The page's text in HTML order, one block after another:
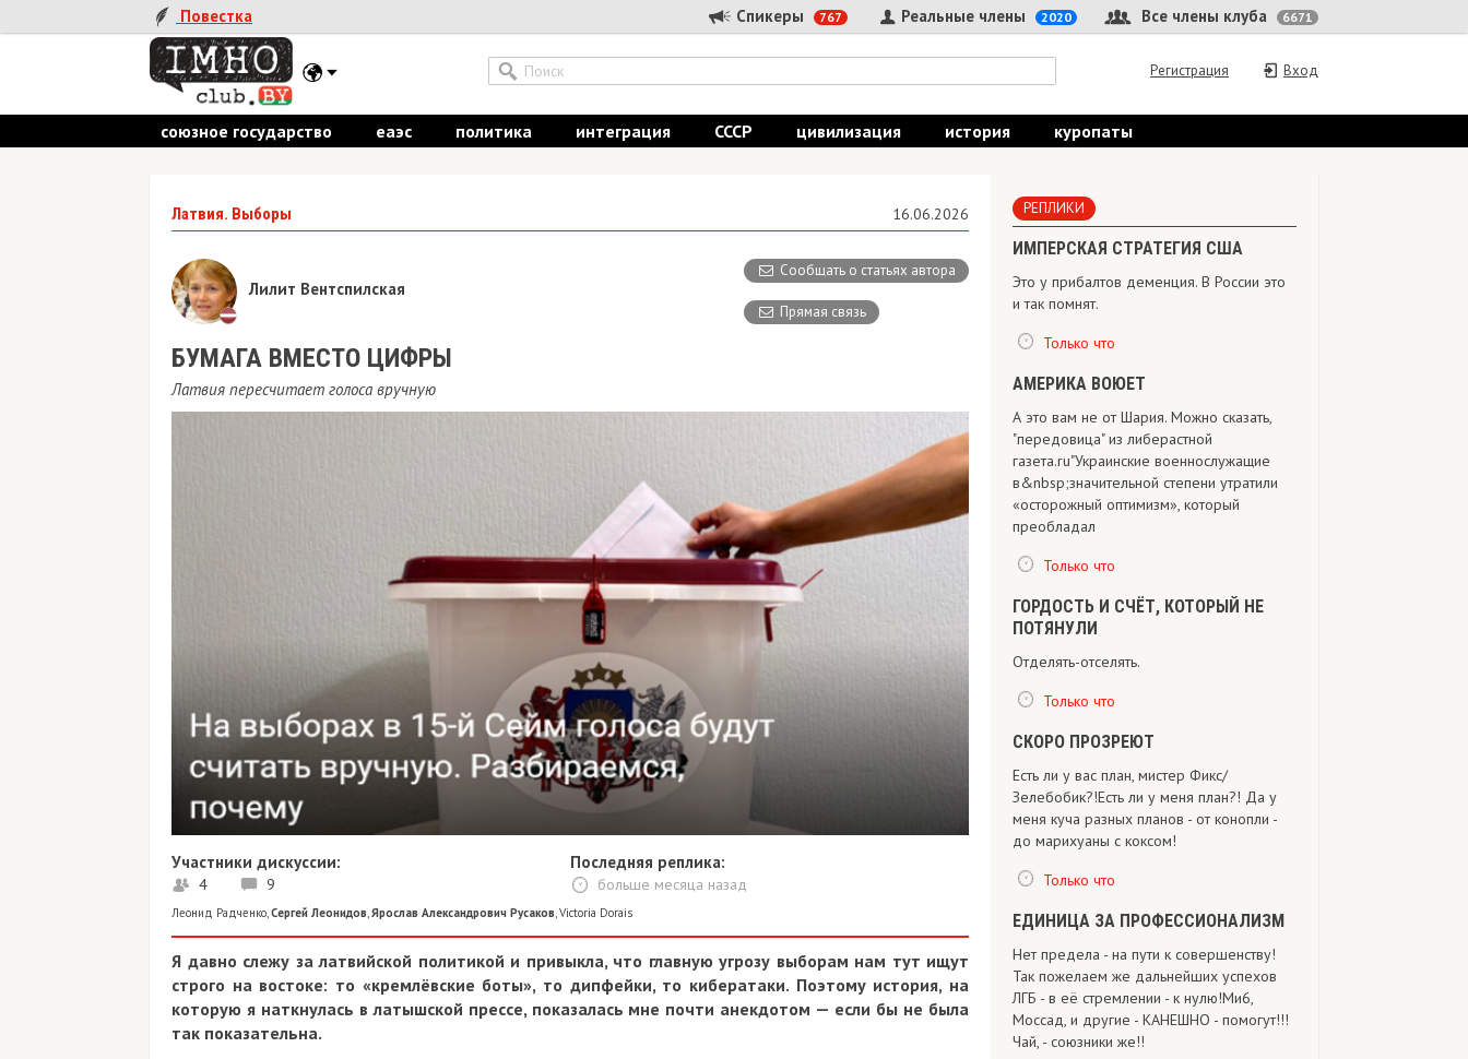
Повестка Спикеры 767 Все члены клуба 6671
Реальные члены 2020
Вход
Регистрация
союзное государство еаэс политика интеграция СССР цивилизация история куропаты
Латвия. Выборы 16.06.2026
Сообщать о статьях автора
Прямая связь
Лилит Вентспилская
БУМАГА ВМЕСТО ЦИФРЫ
Латвия пересчитает голоса вручную
Участники дискуссии:
4 9
Последняя реплика:
больше месяца назад
Леонид Радченко,Сергей Леонидов,Ярослав Александрович Русаков,Victoria Dorais
Я давно слежу за латвийской политикой и привыкла, что главную угрозу выборам нам тут ищут
строго на востоке: то «кремлёвские боты», то дипфейки, то кибератаки. Поэтому история, на
которую я наткнулась в латышской прессе, показалась мне почти анекдотом — если бы не была
так показательна.
РЕПЛИКИ
ИМПЕРСКАЯ СТРАТЕГИЯ США
Это у прибалтов деменция. В России это
и так помнят.
Только что
АМЕРИКА ВОЮЕТ
А это вам не от Шария. Можно сказать,
"передовица" из либерастной
газета.ru"Украинские военнослужащие
в&nbsp;значительной степени утратили
«осторожный оптимизм», который
преобладал
Только что
ГОРДОСТЬ И СЧЁТ, КОТОРЫЙ НЕ
ПОТЯНУЛИ
Отделять-отселять.
Только что
СКОРО ПРОЗРЕЮТ
Есть ли у вас план, мистер Фикс/
Зелебобик?!Есть ли у меня план?! Да у
меня куча разных планов - от конопли -
до марихуаны с коксом!
Только что
ЕДИНИЦА ЗА ПРОФЕССИОНАЛИЗМ
Нет предела - на пути к совершенству!
Так пожелаем же дальнейших успехов
ЛГБ - в её стремлении - к нулю!Ми6,
Моссад, и другие - КАНЕШНО - помогут!!!
Чай, - союзники же!!